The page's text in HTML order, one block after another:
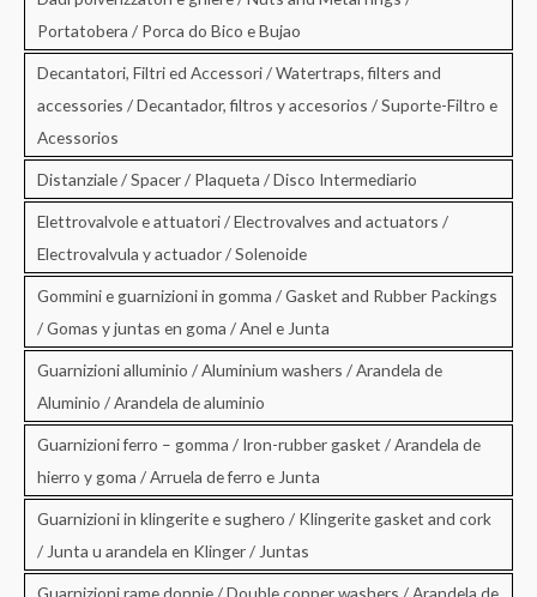
Portatobera / Porca do Bico e Bujao
Decantatori, Filtri ed Accessori / Watertraps, filters and
accessories / Decantador, filtros y accesorios / Suporte-Filtro e
Acessorios
Distanziale / Spacer / Plaqueta / Disco Intermediario
Elettrovalvole e attuatori / Electrovalves and actuators /
Electrovalvula y actuador / Solenoide
Gommini e guarnizioni in gomma / Gasket and Rubber Packings
/ Gomas y juntas en goma / Anel e Junta
Guarnizioni alluminio / Aluminium washers / Arandela de
Aluminio / Arandela de aluminio
Guarnizioni ferro – gomma / Iron-rubber gasket / Arandela de
hierro y goma / Arruela de ferro e Junta
Guarnizioni in klingerite e sughero / Klingerite gasket and cork
/ Junta u arandela en Klinger / Juntas
Guarnizioni rame doppie / Double copper washers / Arandela de